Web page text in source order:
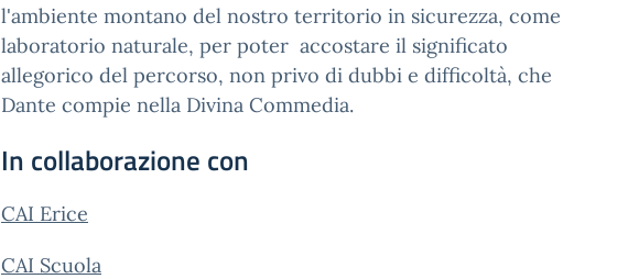
l'ambiente montano del nostro territorio in sicurezza, come
laboratorio naturale, per poter accostare il significato
allegorico del percorso, non privo di dubbi e difficoltà, che
Dante compie nella Divina Commedia.
In collaborazione con
CAI Erice
CAI Scuola